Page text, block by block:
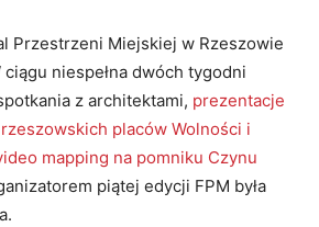
Przestrzeni Miejskiej w Rzeszowie
ciągu niespełna dwóch tygodni
z architektami, prezentacje
placów Wolności i
mapping na pomniku Czynu
piątej edycji FPM była